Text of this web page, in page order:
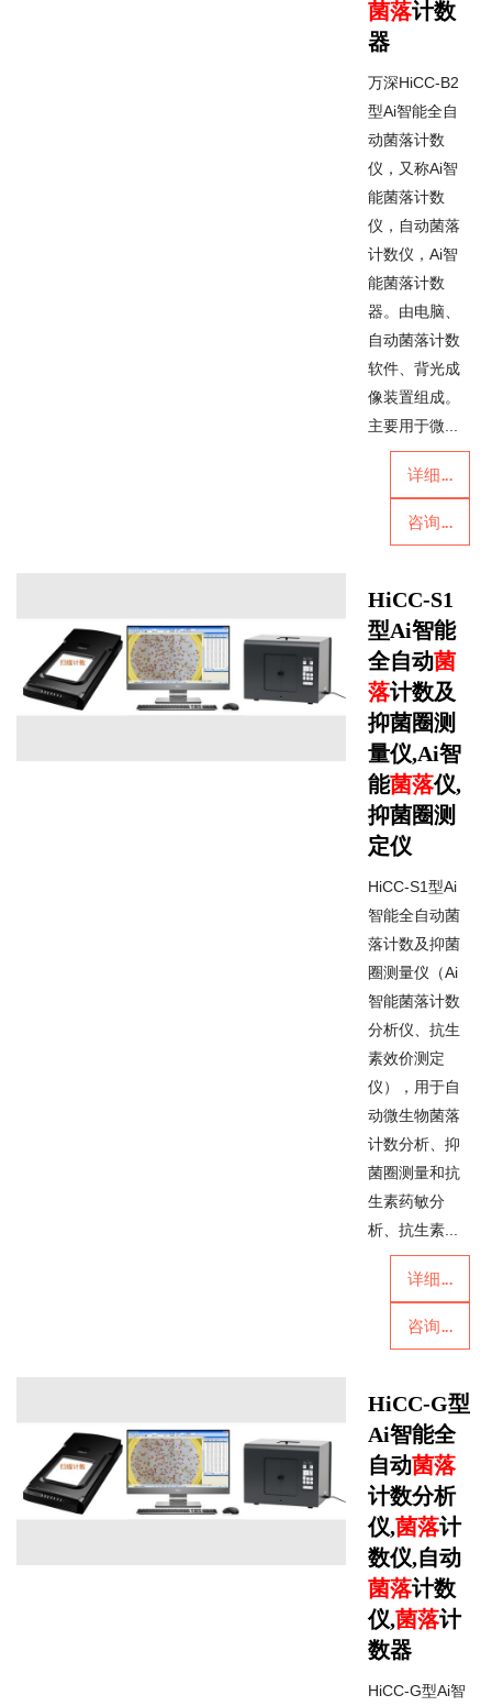
菌落计数
器
万深HiCC-B2
型Ai智能全自
动菌落计数
仪，又称Ai智
能菌落计数
仪，自动菌落
计数仪，Ai智
能菌落计数
器。由电脑、
自动菌落计数
软件、背光成
像装置组成。
主要用于微...
详细...
咨询...
HiCC-S1
型Ai智能
全自动菌
落计数及
抑菌圈测
量仪,Ai智
能菌落仪,
抑菌圈测
定仪
HiCC-S1型Ai
智能全自动菌
落计数及抑菌
圈测量仪（Ai
智能菌落计数
分析仪、抗生
素效价测定
仪），用于自
动微生物菌落
计数分析、抑
菌圈测量和抗
生素药敏分
析、抗生素...
详细...
咨询...
HiCC-G型
Ai智能全
自动菌落
计数分析
仪,菌落计
数仪,自动
菌落计数
仪,菌落计
数器
HiCC-G型Ai智